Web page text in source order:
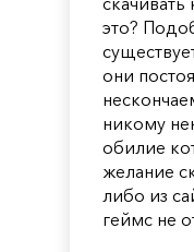
это?
они
никому
обилие
желание
либо из
геймс не